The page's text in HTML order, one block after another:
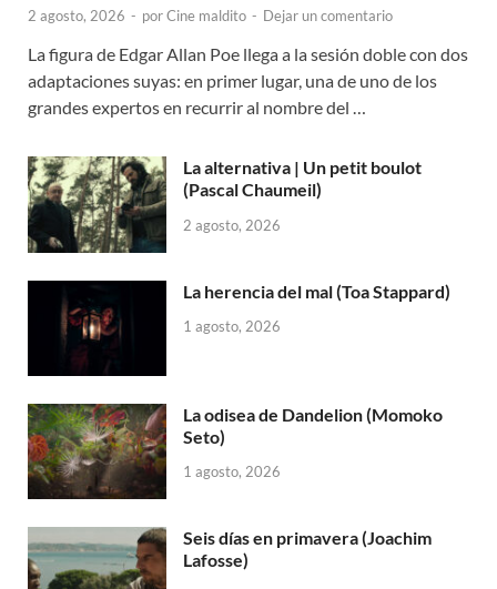
2 agosto, 2026 - porCine maldito - Dejar un comentario
La figura de Edgar Allan Poe llega a la sesión doble con dos
adaptaciones suyas: en primer lugar, una de uno de los
grandes expertos en recurrir al nombre del …
La alternativa | Un petit boulot
(Pascal Chaumeil)
2 agosto, 2026
La herencia del mal (Toa Stappard)
1 agosto, 2026
La odisea de Dandelion (Momoko
Seto)
1 agosto, 2026
Seis días en primavera (Joachim
Lafosse)